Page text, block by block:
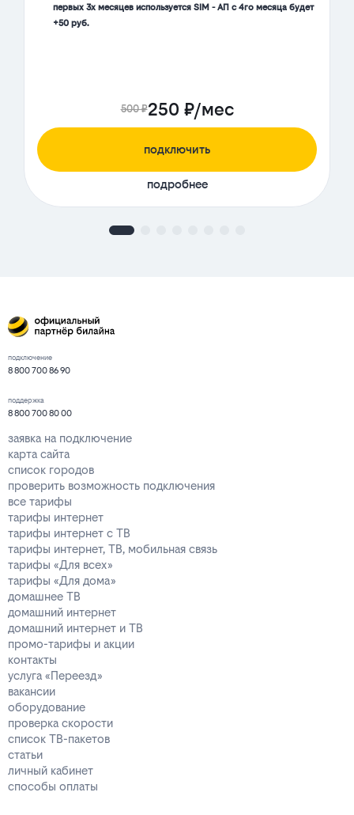
первых 3х месяцев используется SIM - АП с 4го месяца будет
+50 руб.
500 ₽250 ₽/мес
подключить
подробнее
подключение
8 800 700 86 90
поддержка
8 800 700 80 00
заявка на подключение
карта сайта
список городов
проверить возможность подключения
все тарифы
тарифы интернет
тарифы интернет с ТВ
тарифы интернет, ТВ, мобильная связь
тарифы «Для всех»
тарифы «Для дома»
домашнее ТВ
домашний интернет
домашний интернет и ТВ
промо-тарифы и акции
контакты
услуга «Переезд»
вакансии
оборудование
проверка скорости
список ТВ-пакетов
статьи
личный кабинет
способы оплаты